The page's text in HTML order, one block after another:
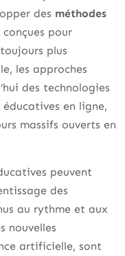
des méthodes
pour
plus
les approches
des technologies
en ligne,
massifs ouverts en
peuvent
des
au rythme et aux
nouvelles
artificielle, sont